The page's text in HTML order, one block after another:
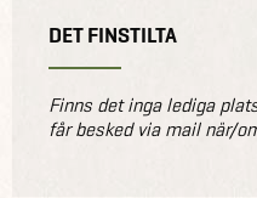
DET FINSTILTA
Finns det inga lediga
får besked via mail när/